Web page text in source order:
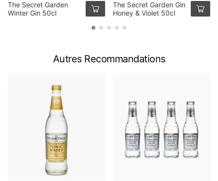
The Secret Garden
Winter Gin 50cl
The Secret Garden Gin
Honey & Violet 50cl
Autres Recommandations